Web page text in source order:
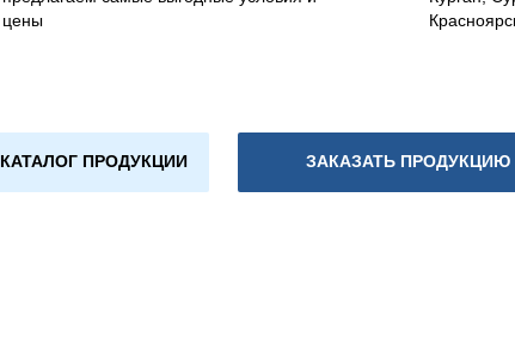
цены
КАТАЛОГ ПРОДУКЦИИ ЗАКАЗАТЬ ПРОДУКЦИЮ